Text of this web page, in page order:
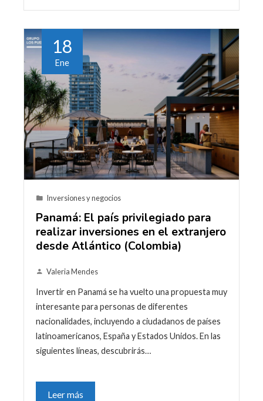
18
Ene
Inversiones y negocios
Panamá: El país privilegiado para
realizar inversiones en el extranjero
desde Atlántico (Colombia)
Valeria Mendes
Invertir en Panamá se ha vuelto una propuesta muy
interesante para personas de diferentes
nacionalidades, incluyendo a ciudadanos de países
latinoamericanos, España y Estados Unidos. En las
siguientes líneas, descubrirás…
Leer más